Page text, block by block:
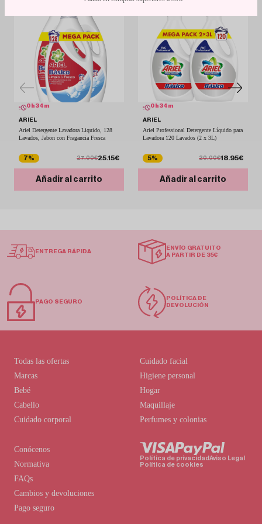
0 h 34 m
ARIEL
Ariel Detergente Lavadora Liquido, 128
Lavados, Jabon con Fragancia Fresca
7% 27.00€25.15€
Añadir al carrito
0 h 34 m
ARIEL
Ariel Professional Detergente Líquido para
Lavadora 120 Lavados (2 x 3L)
5% 20.00€18.95€
Añadir al carrito
ENTREGA RÁPIDA
ENVÍO GRATUITO
A PARTIR DE 35€
PAGO SEGURO
POLÍTICA DE
DEVOLUCIÓN
Conócenos
Normativa
FAQs
Cambios y devoluciones
Pago seguro
Todas las ofertas
Marcas
Bebé
Cabello
Cuidado corporal
Cuidado facial
Higiene personal
Hogar
Maquillaje
Perfumes y colonias
Política de privacidadAviso Legal
Política de cookies